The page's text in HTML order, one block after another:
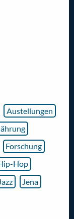
Austellungen
Forschung
Hop
Jazz
Jena